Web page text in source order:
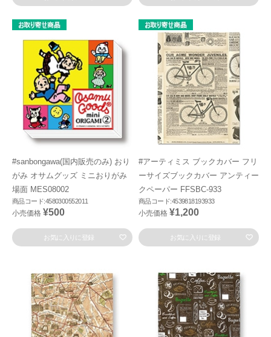
#sanbongawa(国内販売のみ) おり
がみ オサムグッズ ミニおりがみ
場面 MES08002
商品コード:4580300552011
小売価格 ¥500
お気に入りに登録
#アーティミス ブックカバー フリ
ーサイズブックカバー アンティー
クペーパー FFSBC-933
商品コード:4539818193933
小売価格 ¥1,200
お気に入りに登録